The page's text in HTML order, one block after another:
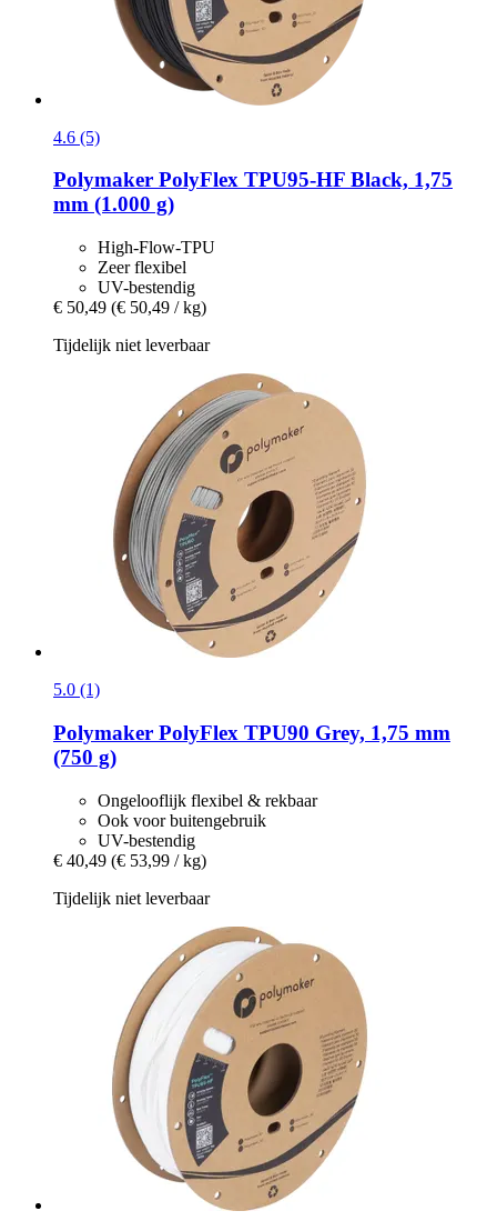
4.6 (5)
Polymaker PolyFlex TPU95-​HF Black, 1,75
mm (1.000 g)
High-Flow-TPU
Zeer flexibel
UV-bestendig
€ 50,49 (€ 50,49 / kg)
Tijdelijk niet leverbaar
5.0 (1)
Polymaker PolyFlex TPU90 Grey, 1,75 mm
(750 g)
Ongelooflijk flexibel & rekbaar
Ook voor buitengebruik
UV-bestendig
€ 40,49 (€ 53,99 / kg)
Tijdelijk niet leverbaar